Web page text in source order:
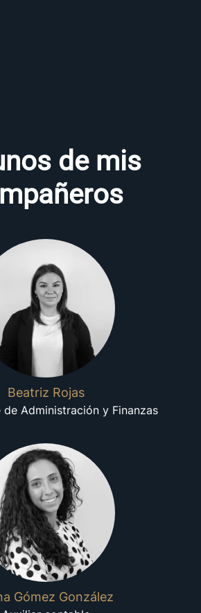
de mis
Beatriz Rojas
de Administración y Finanzas
Gómez González